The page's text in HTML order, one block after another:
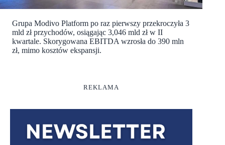
Grupa Modivo Platform po raz pierwszy przekroczyła 3
mld zł przychodów, osiągając 3,046 mld zł w II
kwartale. Skorygowana EBITDA wzrosła do 390 mln
zł, mimo kosztów ekspansji.
REKLAMA